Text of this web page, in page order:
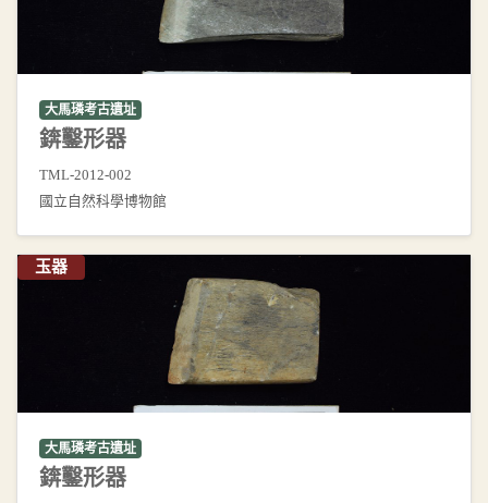
大馬璘考古遺址
錛鑿形器
TML-2012-002
國立自然科學博物館
玉器
大馬璘考古遺址
錛鑿形器